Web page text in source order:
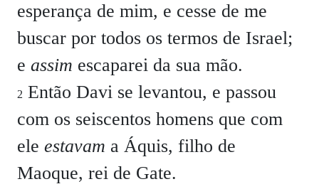
esperança de mim, e cesse de me
buscar por todos os termos de Israel;
e assim escaparei da sua mão.
2 Então Davi se levantou, e passou
com os seiscentos homens que com
ele estavam a Áquis, filho de
Maoque, rei de Gate.